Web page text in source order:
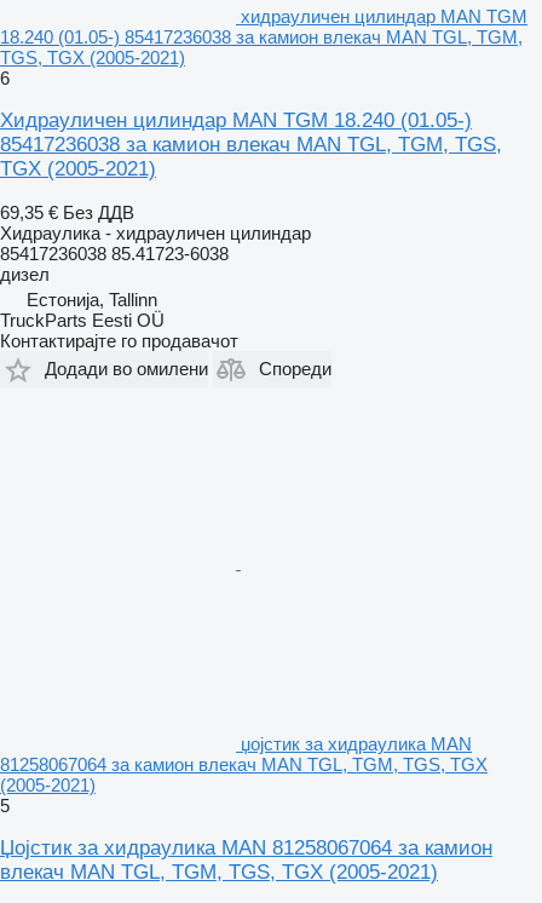
хидрауличен цилиндар MAN TGM
18.240 (01.05-) 85417236038 за камион влекач MAN TGL, TGM,
TGS, TGX (2005-2021)
6
Хидрауличен цилиндар MAN TGM 18.240 (01.05-)
85417236038 за камион влекач MAN TGL, TGM, TGS,
TGX (2005-2021)
69,35 € Без ДДВ
Хидраулика - хидрауличен цилиндар
85417236038 85.41723-6038
дизел
Естонија, Tallinn
TruckParts Eesti OÜ
Контактирајте го продавачот
Додади во омилени
Спореди
џојстик за хидраулика MAN
81258067064 за камион влекач MAN TGL, TGM, TGS, TGX
(2005-2021)
5
Џојстик за хидраулика MAN 81258067064 за камион
влекач MAN TGL, TGM, TGS, TGX (2005-2021)